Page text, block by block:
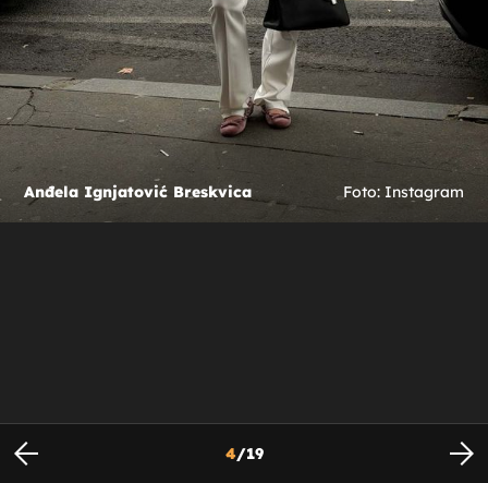
Anđela Ignjatović Breskvica Foto: Instagram
4/19